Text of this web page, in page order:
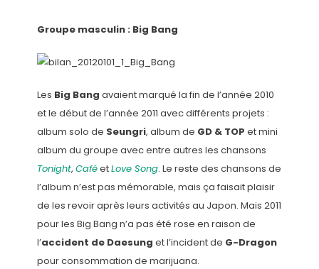
Groupe masculin : Big Bang
Les Big Bang avaient marqué la fin de l’année 2010
et le début de l’année 2011 avec différents projets :
album solo de Seungri, album de GD & TOP et mini
album du groupe avec entre autres les chansons
Tonight, CaféetLove Song. Le reste des chansons de
l’album n’est pas mémorable, mais ça faisait plaisir
de les revoir après leurs activités au Japon. Mais 2011
pour les Big Bang n’a pas été rose en raison de
l’accident de Daesung et l’incident de G-Dragon
pour consommation de marijuana.